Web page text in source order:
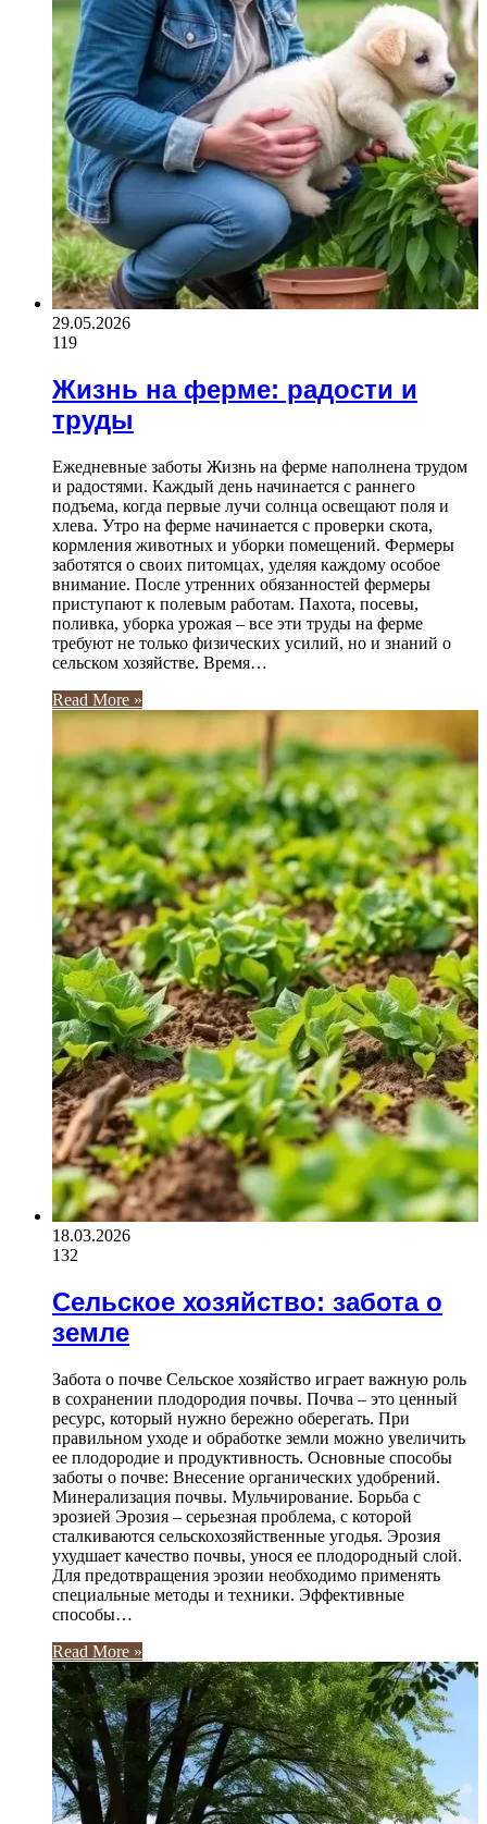
29.05.2026
119
Жизнь на ферме: радости и
труды
Ежедневные заботы Жизнь на ферме наполнена трудом
и радостями. Каждый день начинается с раннего
подъема, когда первые лучи солнца освещают поля и
хлева. Утро на ферме начинается с проверки скота,
кормления животных и уборки помещений. Фермеры
заботятся о своих питомцах, уделяя каждому особое
внимание. После утренних обязанностей фермеры
приступают к полевым работам. Пахота, посевы,
поливка, уборка урожая – все эти труды на ферме
требуют не только физических усилий, но и знаний о
сельском хозяйстве. Время…
Read More »
18.03.2026
132
Сельское хозяйство: забота о
земле
Забота о почве Сельское хозяйство играет важную роль
в сохранении плодородия почвы. Почва – это ценный
ресурс, который нужно бережно оберегать. При
правильном уходе и обработке земли можно увеличить
ее плодородие и продуктивность. Основные способы
заботы о почве: Внесение органических удобрений.
Минерализация почвы. Мульчирование. Борьба с
эрозией Эрозия – серьезная проблема, с которой
сталкиваются сельскохозяйственные угодья. Эрозия
ухудшает качество почвы, унося ее плодородный слой.
Для предотвращения эрозии необходимо применять
специальные методы и техники. Эффективные
способы…
Read More »